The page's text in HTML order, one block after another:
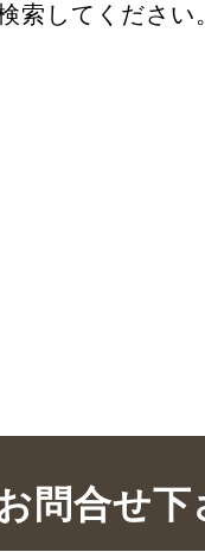
索してください
問合せ下